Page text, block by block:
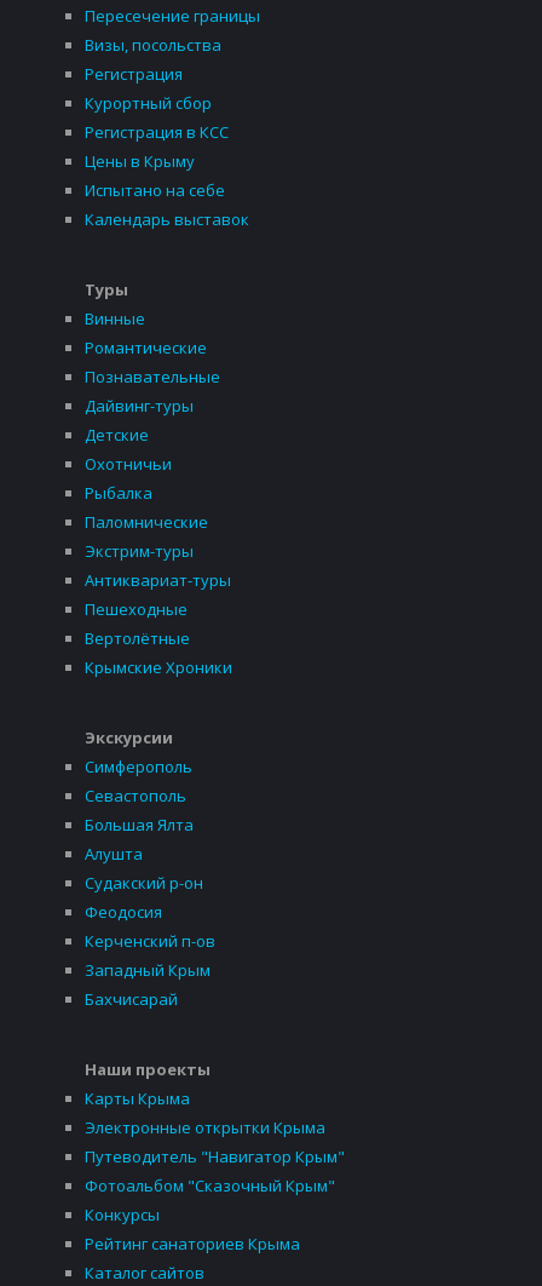
Пересечение границы
Визы, посольства
Регистрация
Курортный сбор
Регистрация в КСС
Цены в Крыму
Испытано на себе
Календарь выставок
Туры
Винные
Романтические
Познавательные
Дайвинг-туры
Детские
Охотничьи
Рыбалка
Паломнические
Экстрим-туры
Антиквариат-туры
Пешеходные
Вертолётные
Крымские Хроники
Экскурсии
Симферополь
Севастополь
Большая Ялта
Алушта
Судакский р-он
Феодосия
Керченский п-ов
Западный Крым
Бахчисарай
Наши проекты
Карты Крыма
Электронные открытки Крыма
Путеводитель "Навигатор Крым"
Фотоальбом "Сказочный Крым"
Конкурсы
Рейтинг санаториев Крыма
Каталог сайтов